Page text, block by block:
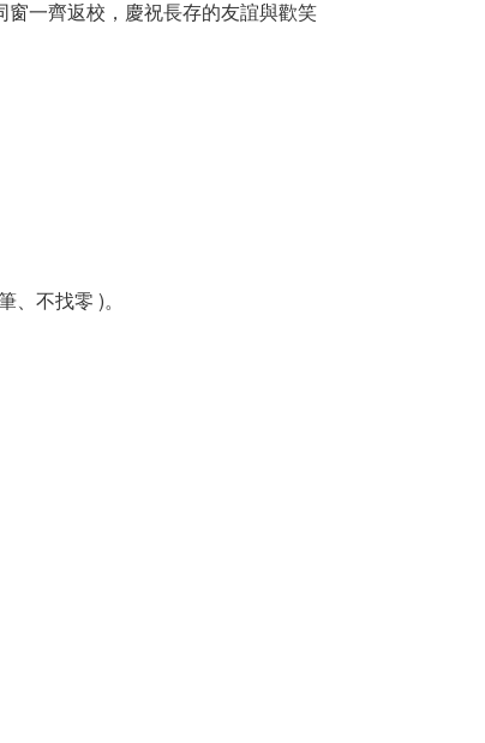
一齊返校，慶祝長存的友誼與歡笑
不找零 )。